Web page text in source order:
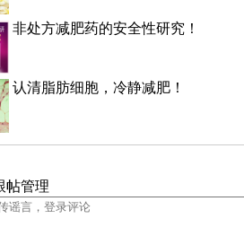
非处方减肥药的安全性研究！
认清脂肪细胞，冷静减肥！
帖管理